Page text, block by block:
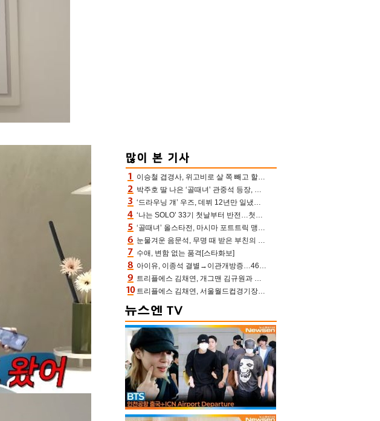
이승철 겹경사, 위고비로 살 쪽 빼고 할아버지 된다‥마음으로 낳은 딸 임신 자랑(유퀴즈)
박주호 딸 나은 ‘골때녀’ 관중석 등장, 김민재 복제인간 보고 혼란 [결정적장면]
‘드라우닝 걔’ 우즈, 데뷔 12년만 일냈다…체조경기장 입성 확정
‘나는 SOLO’ 33기 첫날부터 반전…첫인상 0표 영호, 호감남 급부상
‘골때녀’ 올스타전, 마시마 포트트릭 맹추격전 5:4 골 잔치 ‘짜릿’ [어제TV]
눈물겨운 음문석, 무명 때 받은 부친의 전재산→폐암 父 세상 떠나기 전 여행(유퀴즈)[어제TV]
수애, 변함 없는 품격[스타화보]
아이유, 이종석 결별→이관개방증…46장 꽉 채운 유애나 ♥ “열심히 사는 중”
트리플에스 김채연, 개그맨 김규원과 함께 프리뷰쇼 진행 [포토엔HD]
트리플에스 김채연, 서울월드컵경기장에 뜬 맨시티 여신 [포토엔HD]